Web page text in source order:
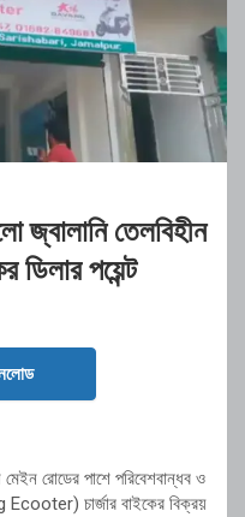
জ্বালানি তেলবিহীন
ডিলার পয়েন্ট
মেইন রোডের পাশে পরিবেশবান্ধব ও
Ecooter) চার্জার বাইকের বিক্রয়